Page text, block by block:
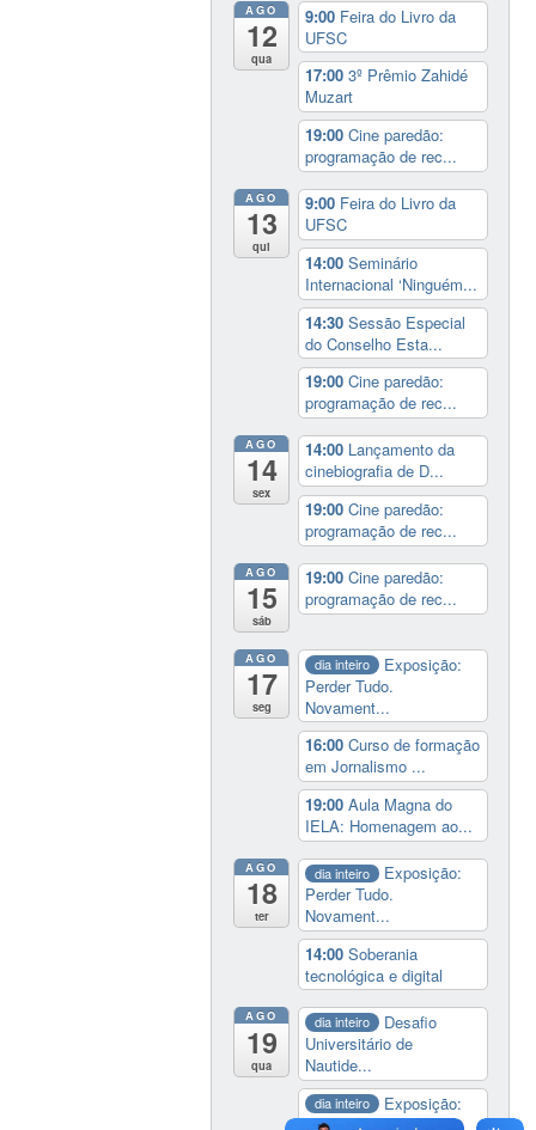
AGO
12
qua
9:00 Feira do Livro da
UFSC
17:003º Prêmio Zahidé
Muzart
19:00Cine paredão:
programação de rec...
AGO
13
qui
9:00 Feira do Livro da
UFSC
14:00Seminário
Internacional ‘Ninguém...
14:30Sessão Especial
do Conselho Esta...
19:00Cine paredão:
programação de rec...
AGO
14
sex
14:00 Lançamento da
cinebiografia de D...
19:00Cine paredão:
programação de rec...
AGO
15
sáb
19:00Cine paredão:
programação de rec...
AGO
17
seg
dia inteiro
Exposição:
Perder Tudo.
Novament...
16:00Curso de formação
em Jornalismo ...
19:00Aula Magna do
IELA: Homenagem ao...
AGO
18
ter
dia inteiro
Exposição:
Perder Tudo.
Novament...
14:00Soberania
tecnológica e digital
AGO
19
qua
dia inteiro
Desafio
Universitário de
Nautide...
dia inteiro
Exposição:
Perder Tudo.